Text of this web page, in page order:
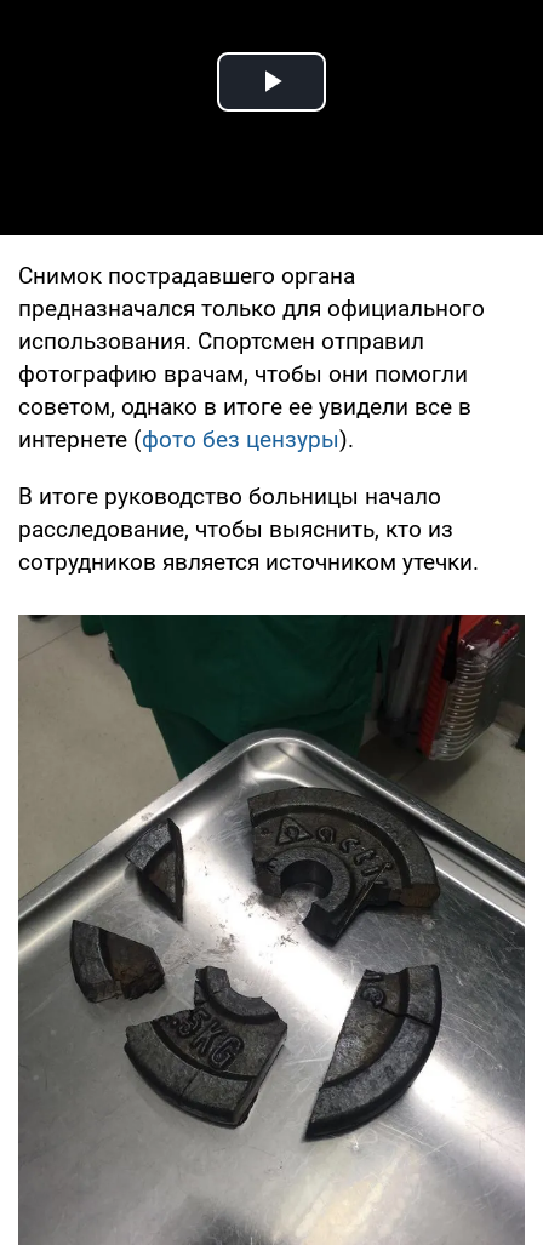
Play Video
Снимок пострадавшего органа
предназначался только для официального
использования. Спортсмен отправил
фотографию врачам, чтобы они помогли
советом, однако в итоге ее увидели все в
интернете (фото без цензуры).
В итоге руководство больницы начало
расследование, чтобы выяснить, кто из
сотрудников является источником утечки.